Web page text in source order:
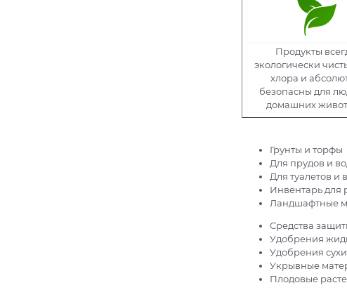
Продукты
экологически
хлора и
безопасны для
домашних
Грунты и торфы
Для прудов и
Для туалетов и
Инвентарь для
Ландшафтные
Средства
Удобрения
Удобрения
Укрывные
Плодовые